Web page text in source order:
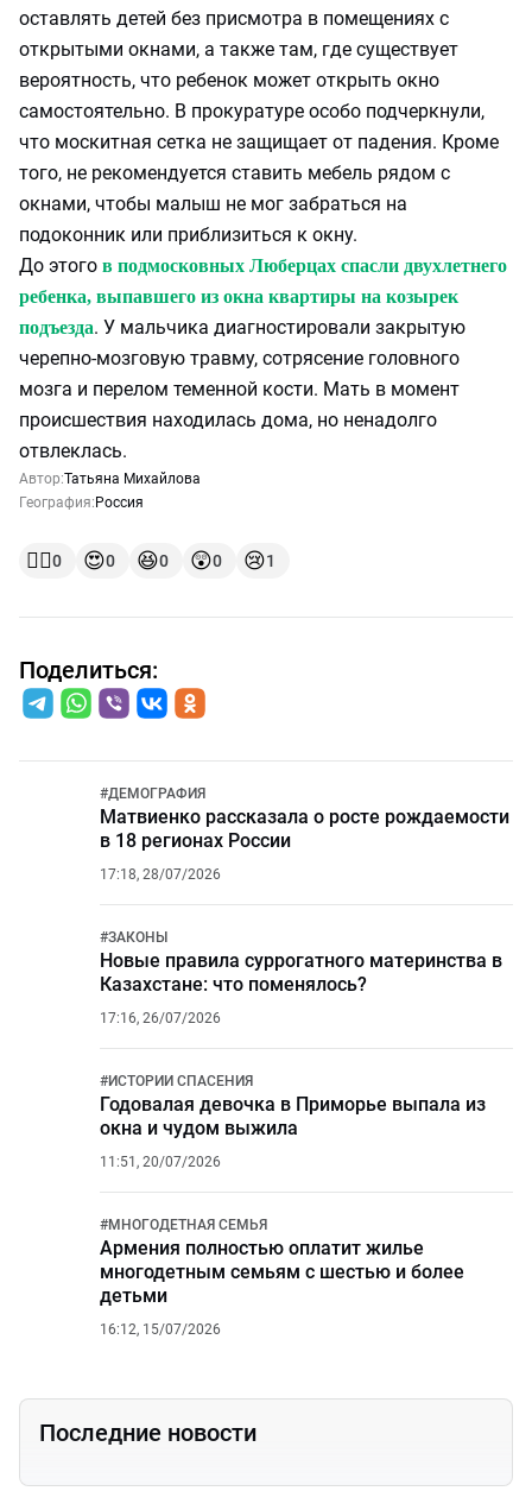
оставлять детей без присмотра в помещениях с
открытыми окнами, а также там, где существует
вероятность, что ребенок может открыть окно
самостоятельно. В прокуратуре особо подчеркнули,
что москитная сетка не защищает от падения. Кроме
того, не рекомендуется ставить мебель рядом с
окнами, чтобы малыш не мог забраться на
подоконник или приблизиться к окну.
До этого в подмосковных Люберцах спасли двухлетнего
ребенка, выпавшего из окна квартиры на козырек
подъезда. У мальчика диагностировали закрытую
черепно‑мозговую травму, сотрясение головного
мозга и перелом теменной кости. Мать в момент
происшествия находилась дома, но ненадолго
отвлеклась.
Автор:Татьяна Михайлова
География: Россия
👍🏻0 😍0 😆0 😲0 😢1
Поделиться:
#ДЕМОГРАФИЯ
Матвиенко рассказала о росте рождаемости
в 18 регионах России
17:18, 28/07/2026
#ЗАКОНЫ
Новые правила суррогатного материнства в
Казахстане: что поменялось?
17:16, 26/07/2026
#ИСТОРИИ СПАСЕНИЯ
Годовалая девочка в Приморье выпала из
окна и чудом выжила
11:51, 20/07/2026
#МНОГОДЕТНАЯ СЕМЬЯ
Армения полностью оплатит жилье
многодетным семьям с шестью и более
детьми
16:12, 15/07/2026
Последние новости